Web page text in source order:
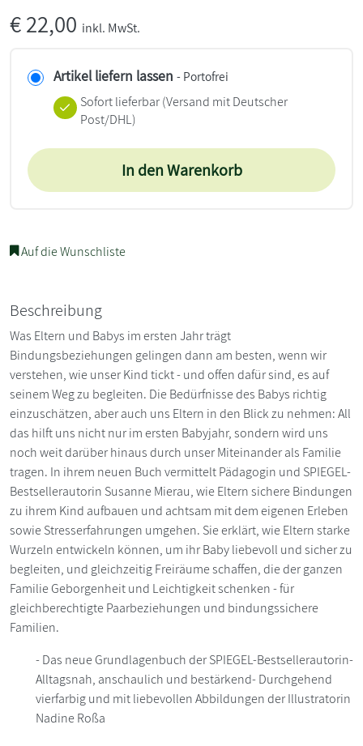
€22,00 inkl. MwSt.
Artikel liefern lassen - Portofrei
Sofort lieferbar(Versand mit Deutscher
Post/DHL)
In den Warenkorb
Auf die Wunschliste
Beschreibung
Was Eltern und Babys im ersten Jahr trägt
Bindungsbeziehungen gelingen dann am besten, wenn wir
verstehen, wie unser Kind tickt - und offen dafür sind, es auf
seinem Weg zu begleiten. Die Bedürfnisse des Babys richtig
einzuschätzen, aber auch uns Eltern in den Blick zu nehmen: All
das hilft uns nicht nur im ersten Babyjahr, sondern wird uns
noch weit darüber hinaus durch unser Miteinander als Familie
tragen. In ihrem neuen Buch vermittelt Pädagogin und SPIEGEL-
Bestsellerautorin Susanne Mierau, wie Eltern sichere Bindungen
zu ihrem Kind aufbauen und achtsam mit dem eigenen Erleben
sowie Stresserfahrungen umgehen. Sie erklärt, wie Eltern starke
Wurzeln entwickeln können, um ihr Baby liebevoll und sicher zu
begleiten, und gleichzeitig Freiräume schaffen, die der ganzen
Familie Geborgenheit und Leichtigkeit schenken - für
gleichberechtigte Paarbeziehungen und bindungssichere
Familien.
- Das neue Grundlagenbuch der SPIEGEL-Bestsellerautorin-
Alltagsnah, anschaulich und bestärkend- Durchgehend
vierfarbig und mit liebevollen Abbildungen der Illustratorin
Nadine Roßa